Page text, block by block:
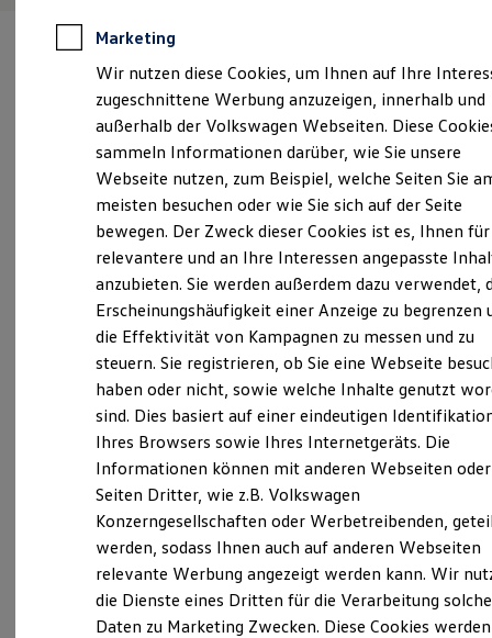
Elektroautos
ID. Tutorials
Elektrofahrzeugkonzepte
Reichweite
Reichweite der ID. Modelle
Reichweite im Winter
Laden
Laden unterwegs
Laden Zuhause
Ladestationen finden
Ladezeitensimulator
Batterie
Sicherheit
Garantie und Lebensdauer
Nachhaltigkeit
Technologie
Kosten und Kauf
Verbrauchskosten
Kaufoptionen
E-Auto-Förderung
Software und Konnektivität
ID. Software Versionen und Updates
Digitale Extras
Schnittstellen zu Ihrem ID.
Hybridautos
Marke und Erlebnis
Volkswagen R und R Experience
R-Modelle
Verantwortlich für die Inhalte auf dieser Seite ist die Autohaus
Impressum & Rechtliches )
Im Bruch 16, 28844 Weyhe
weyhe@autohaus-brandt.com
+49 4203 790790
Montag - Freitag 07:00 -18:00
Uhr
Samstag
08:00-12:00 Uhr
Sonntag
Geschlossen
Ansprechpartner
Marketing
Wir nutzen diese Cookies, um Ihnen auf Ihre
zugeschnittene Werbung anzuzeigen, innerhalb und
außerhalb der Volkswagen Webseiten. Diese
sammeln Informationen darüber, wie Sie unsere
Webseite nutzen, zum Beispiel, welche Seiten Sie
meisten besuchen oder wie Sie sich auf der Seite
bewegen. Der Zweck dieser Cookies ist es, Ihnen für
relevantere und an Ihre Interessen angepasste
anzubieten. Sie werden außerdem dazu verwendet,
Erscheinungshäufigkeit einer Anzeige zu begrenzen
die Effektivität von Kampagnen zu messen und zu
steuern. Sie registrieren, ob Sie eine Webseite
haben oder nicht, sowie welche Inhalte genutzt
sind. Dies basiert auf einer eindeutigen
Ihres Browsers sowie Ihres Internetgeräts. Die
Informationen können mit anderen Webseiten oder
Seiten Dritter, wie z.B. Volkswagen
Konzerngesellschaften oder Werbetreibenden,
werden, sodass Ihnen auch auf anderen Webseiten
relevante Werbung angezeigt werden kann. Wir
die Dienste eines Dritten für die Verarbeitung
Daten zu Marketing Zwecken. Diese Cookies